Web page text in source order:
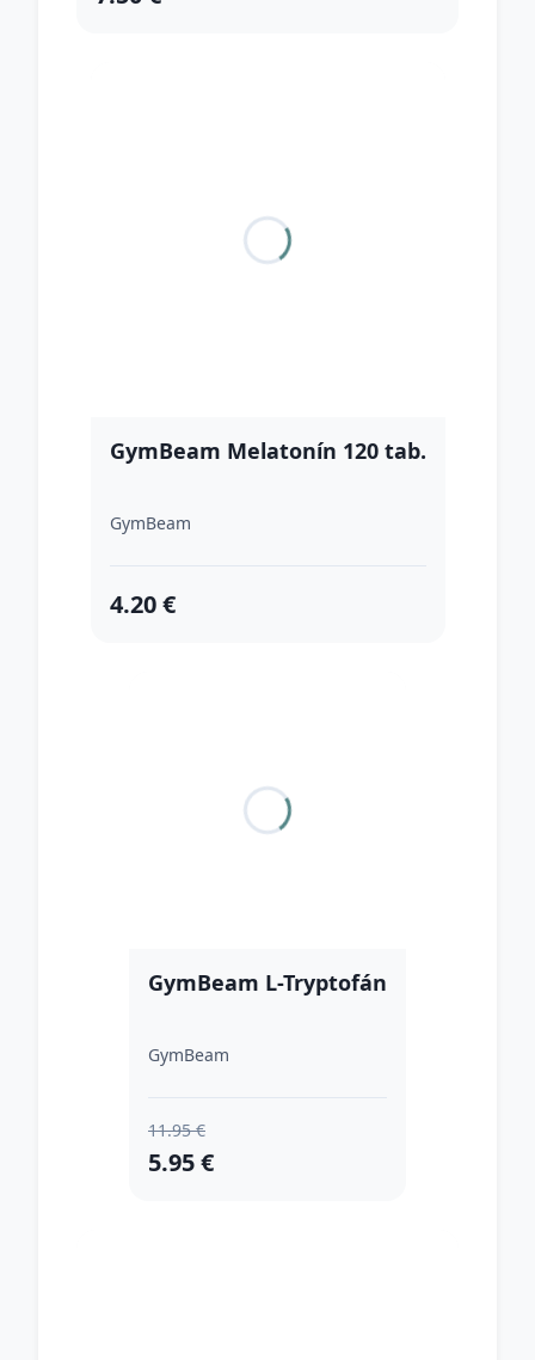
GymBeam Melatonín 120 tab.
GymBeam
4.20 €
GymBeam L-Tryptofán
GymBeam
11.95 €
5.95 €